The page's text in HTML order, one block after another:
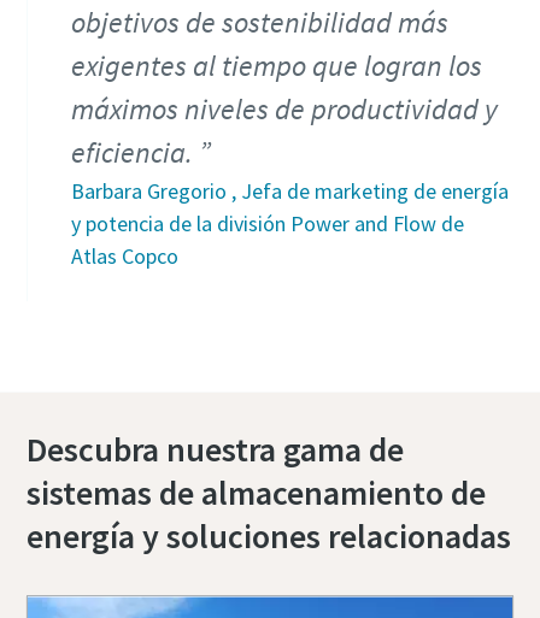
objetivos de sostenibilidad más
exigentes al tiempo que logran los
máximos niveles de productividad y
eficiencia.
Barbara Gregorio , Jefa de marketing de energía
y potencia de la división Power and Flow de
Atlas Copco
Descubra nuestra gama de
sistemas de almacenamiento de
energía y soluciones relacionadas